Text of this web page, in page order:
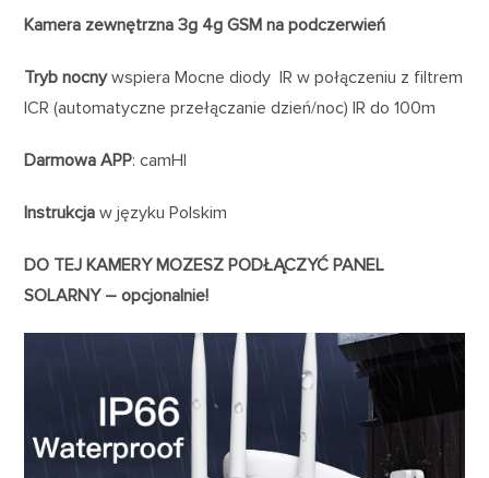
Kamera zewnętrzna 3g 4g GSM na podczerwień
Tryb nocnywspiera Mocne diody IR w połączeniu z filtrem
ICR (automatyczne przełączanie dzień/noc) IR do 100m
Darmowa APP: camHI
Instrukcja w języku Polskim
DO TEJ KAMERY MOZESZ PODŁĄCZYĆ PANEL
SOLARNY – opcjonalnie!